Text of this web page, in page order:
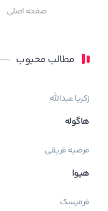
صفحه اصلی
مطالب محبوب
زکریا عبدالله
هاگوله
مرضیه فریقی
هیوا
فرمیسک